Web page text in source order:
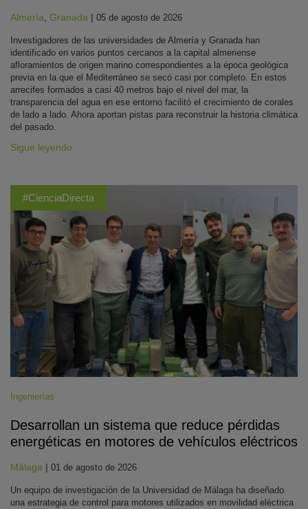
Almería Granada | 05 de agosto de 2026
Investigadores de las universidades de Almería y Granada han
identificado en varios puntos cercanos a la capital almeriense
afloramientos de origen marino correspondientes a la época geológica
previa en la que el Mediterráneo se secó casi por completo. En estos
arrecifes formados a casi 40 metros bajo el nivel del mar, la
transparencia del agua en ese entorno facilitó el crecimiento de corales
de lado a lado. Ahora aportan pistas para reconstruir la historia climática
del pasado.
Sigue leyendo
#CienciaDirecta
Ingenierías
Desarrollan un sistema que reduce pérdidas
energéticas en motores de vehículos eléctricos
Málaga | 01 de agosto de 2026
Un equipo de investigación de la Universidad de Málaga ha diseñado
una estrategia de control para motores utilizados en movilidad eléctrica